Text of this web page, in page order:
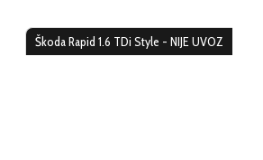
Škoda Rapid 1.6 TDi Style - NIJE UVOZ